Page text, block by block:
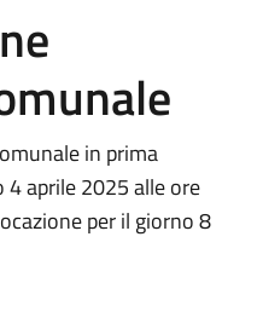
in prima
aprile 2025 alle ore
per il giorno 8